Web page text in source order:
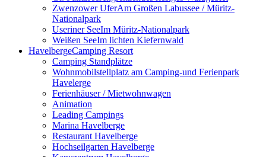
Zwenzower UferAm Großen Labussee / Müritz-
Nationalpark
Useriner SeeIm Müritz-Nationalpark
Weißen SeeIm lichten Kiefernwald
HavelbergeCamping Resort
Camping Standplätze
Wohnmobilstellplatz am Camping-und Ferienpark
Havelerge
Ferienhäuser / Mietwohnwagen
Animation
Leading Campings
Marina Havelberge
Restaurant Havelberge
Hochseilgarten Havelberge